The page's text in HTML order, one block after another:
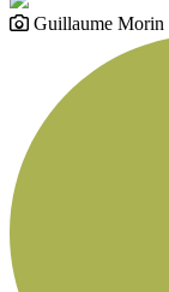
Guillaume Morin